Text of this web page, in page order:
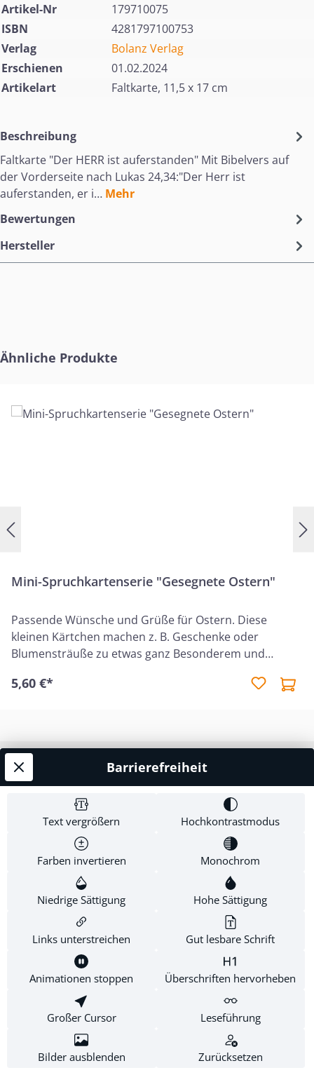
Artikel-Nr
179710075
ISBN
4281797100753
Verlag
Bolanz Verlag
Erschienen
01.02.2024
Artikelart
Faltkarte, 11,5 x 17 cm
Beschreibung
Faltkarte "Der HERR ist auferstanden" Mit Bibelvers auf
der Vorderseite nach Lukas 24,34:"Der Herr ist
auferstanden, er i… Mehr
Bewertungen
Hersteller
Produktgalerie überspringen
Ähnliche Produkte
Mini-Spruchkartenserie "Gesegnete Ostern"
Passende Wünsche und Grüße für Ostern. Diese
kleinen Kärtchen machen z. B. Geschenke oder
Blumensträuße zu etwas ganz Besonderem und
schöne Tischdekoration oder Verteilkärtchen. 2
11,256x Minikarte "Gesegnete Ostern"
5,60 €*
Service-Hotline
Shop Service
Informationen
Newsletter
Text vergrößern Hochkontrastmodus
Farben invertieren Monochrom
Niedrige Sättigung Hohe Sättigung
Links unterstreichen Gut lesbare Schrift
Animationen stoppen Überschriften hervorheben
Großer Cursor Leseführung
Bilder ausblenden Zurücksetzen
Barrierefreiheit
Diese Website verwendet Cookies, um eine bestmögliche
Erfahrung bieten zu können.
Nur technisch notwendige
Konfigurieren
Alle Cookies akzeptieren